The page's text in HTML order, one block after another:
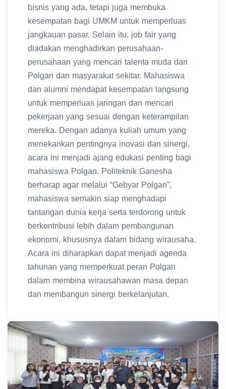
bisnis yang ada, tetapi juga membuka
kesempatan bagi UMKM untuk memperluas
jangkauan pasar. Selain itu, job fair yang
diadakan menghadirkan perusahaan-
perusahaan yang mencari talenta muda dari
Polgan dan masyarakat sekitar. Mahasiswa
dan alumni mendapat kesempatan langsung
untuk memperluas jaringan dan mencari
pekerjaan yang sesuai dengan keterampilan
mereka. Dengan adanya kuliah umum yang
menekankan pentingnya inovasi dan sinergi,
acara ini menjadi ajang edukasi penting bagi
mahasiswa Polgan. Politeknik Ganesha
berharap agar melalui “Gebyar Polgan”,
mahasiswa semakin siap menghadapi
tantangan dunia kerja serta terdorong untuk
berkontribusi lebih dalam pembangunan
ekonomi, khususnya dalam bidang wirausaha.
Acara ini diharapkan dapat menjadi agenda
tahunan yang memperkuat peran Polgan
dalam membina wirausahawan masa depan
dan membangun sinergi berkelanjutan.